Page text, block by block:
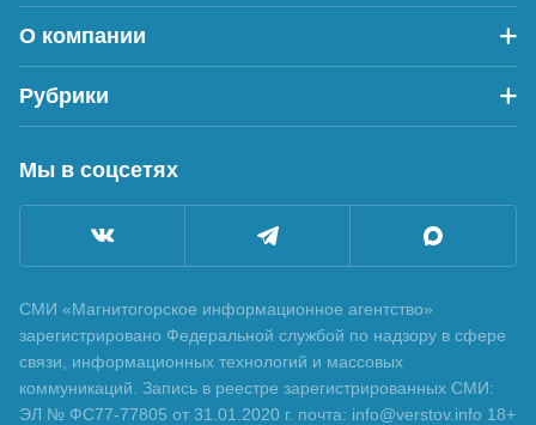
О компании
Рубрики
Мы в соцсетях
СМИ «Магнитогорское информационное агентство»
зарегистрировано Федеральной службой по надзору в сфере
связи, информационных технологий и массовых
коммуникаций. Запись в реестре зарегистрированных СМИ:
ЭЛ № ФС77-77805 от 31.01.2020 г. почта: info@verstov.info 18+